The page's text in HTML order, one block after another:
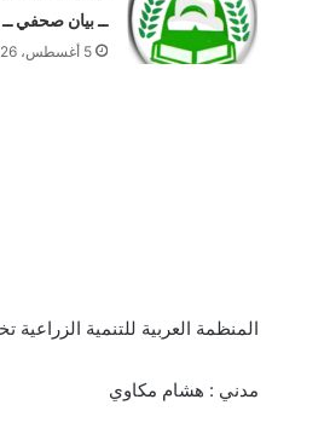
ــ بيان صحفي
5 أغسطس، 2026
المنظمة العربية للتنمية
مدني : هشام مكاوي